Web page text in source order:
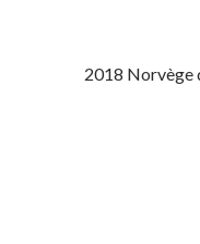
2018 Norvège